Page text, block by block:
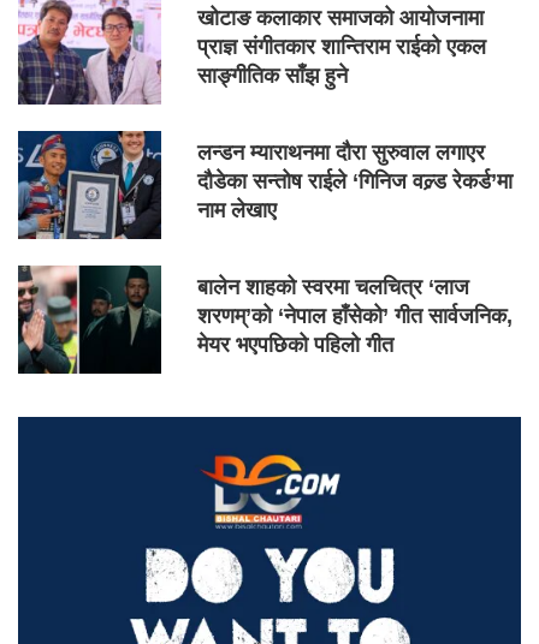
खोटाङ कलाकार समाजको आयोजनामा
प्राज्ञ संगीतकार शान्तिराम राईको एकल
साङ्गीतिक साँझ हुने
लन्डन म्याराथनमा दौरा सुरुवाल लगाएर
दौडेका सन्तोष राईले ‘गिनिज वल्र्ड रेकर्ड’मा
नाम लेखाए
बालेन शाहको स्वरमा चलचित्र ‘लाज
शरणम्’को ‘नेपाल हाँसेको’ गीत सार्वजनिक,
मेयर भएपछिको पहिलो गीत